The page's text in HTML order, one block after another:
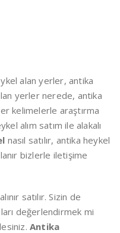
alan yerler, antika
yerler nerede, antika
kelimelerle araştırma
alım satım ile alakalı
nasıl satılır, antika heykel
bizlerle iletişime
satılır. Sizin de
değerlendirmek mi
Antika